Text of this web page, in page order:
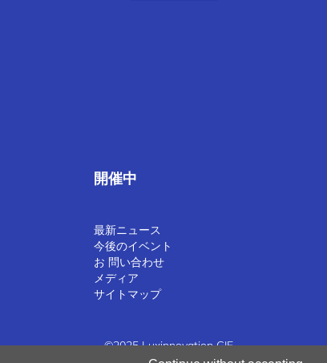
開催中
最新ニュース
今後のイベント
お 問い合わせ
メディア
サイトマップ
©2025 Luxinnovation GIE